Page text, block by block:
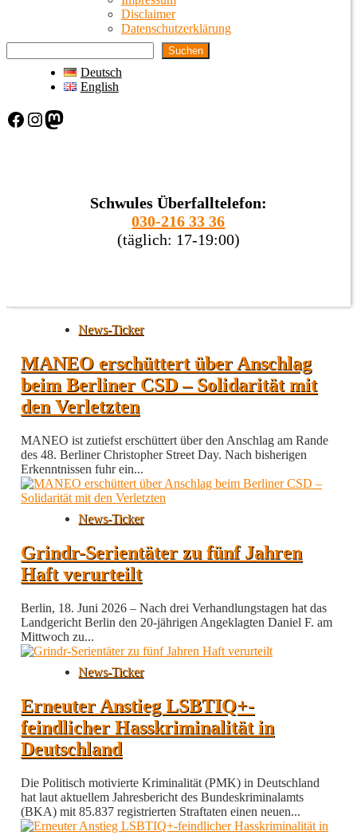
Disclaimer
Datenschutzerklärung
Suchen
Deutsch
English
Facebook Instagram Mastodon
Schwules Überfalltelefon:
030-216 33 36
(täglich: 17-19:00)
News-Ticker
MANEO erschüttert über Anschlag
beim Berliner CSD – Solidarität mit
den Verletzten
MANEO ist zutiefst erschüttert über den Anschlag am Rande
des 48. Berliner Christopher Street Day. Nach bisherigen
Erkenntnissen fuhr ein...
News-Ticker
Grindr-Serientäter zu fünf Jahren
Haft verurteilt
Berlin, 18. Juni 2026 – Nach drei Verhandlungstagen hat das
Landgericht Berlin den 20-jährigen Angeklagten Daniel F. am
Mittwoch zu...
News-Ticker
Erneuter Anstieg LSBTIQ+-
feindlicher Hasskriminalität in
Deutschland
Die Politisch motivierte Kriminalität (PMK) in Deutschland
hat laut aktuellem Jahresbericht des Bundeskriminalamts
(BKA) mit 85.837 registrierten Straftaten einen neuen...